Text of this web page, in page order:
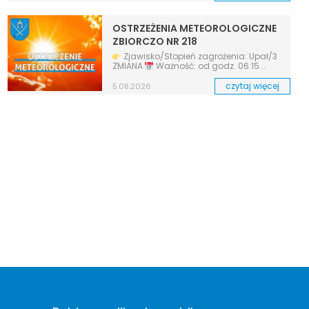
OSTRZEŻENIA METEOROLOGICZNE
ZBIORCZO NR 218
Zjawisko/Stopień zagrożenia: Upał/3
ZMIANA
Ważność: od godz. 06:15...
5.08.2026 czytaj więcej